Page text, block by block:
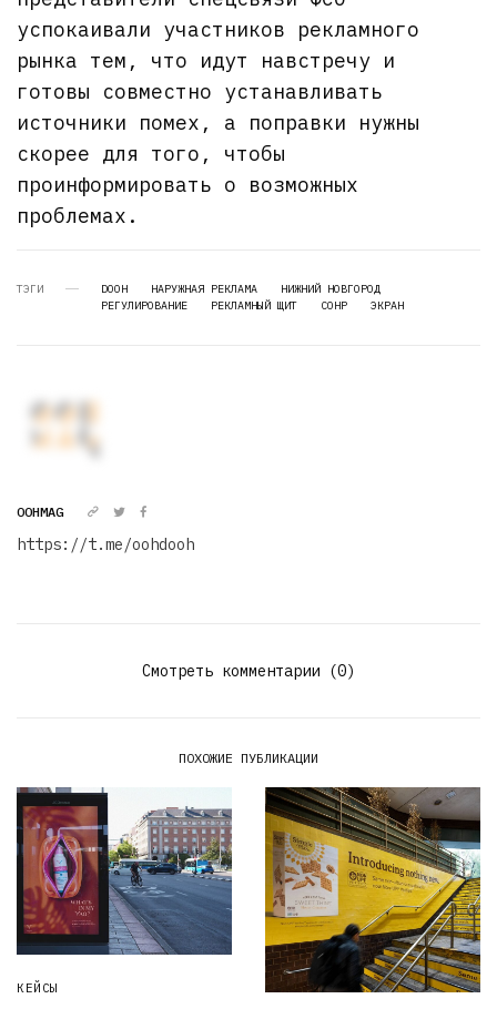
успокаивали участников рекламного
рынка тем, что идут навстречу и
готовы совместно устанавливать
источники помех, а поправки нужны
скорее для того, чтобы
проинформировать о возможных
проблемах.
ТЭГИ DOOH НАРУЖНАЯ РЕКЛАМА
НИЖНИЙ НОВГОРОД
РЕГУЛИРОВАНИЕ
РЕКЛАМНЫЙ ЩИТ СОНР ЭКРАН
OOHMAG
https://t.me/oohdooh
Смотреть комментарии (0)
ПОХОЖИЕ ПУБЛИКАЦИИ
КЕЙСЫ